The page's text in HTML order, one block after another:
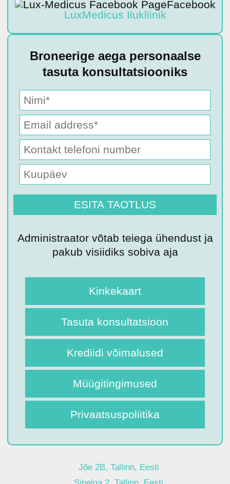
Facebook
LuxMedicus Ilukliinik
Broneerige aega personaalse
tasuta konsultatsiooniks
Administraator võtab teiega ühendust ja
pakub visiidiks sobiva aja
Kinkekaart
Tasuta konsultatsioon
Krediidi võimalused
Müügitingimused
Privaatsuspoliitika
Jõe 2B, Tallinn, Eesti